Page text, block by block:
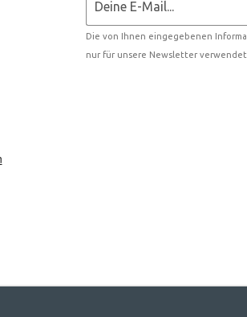
Die von Ihnen eingegebenen
nur für unsere Newsletter verwendet.